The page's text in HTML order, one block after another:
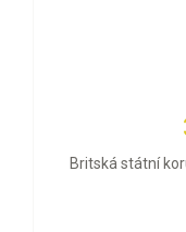
Britská státní